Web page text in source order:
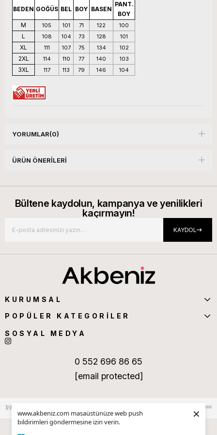
www.akbeniz.com masaüstünüze web push
bildirimleri göndermesine izin verin.
×
BEDEN GOĞÜS BEL BOY BASEN
PANT.
BOY
M
105 101 71 122 100
L 108 104 73 128 101
XL 111 107 75 134 102
2XL 114 110 77 140 103
3XL 117 113 79 146 104
YORUMLAR(0)
ÜRÜN ÖNERILERI
Bültene kaydolun, kampanya ve yenilikleri
kaçırmayın!
KAYDOL
KURUMSAL
POPÜLER KATEGORİLER
SOSYAL MEDYA
0 552 696 86 65
[email protected]